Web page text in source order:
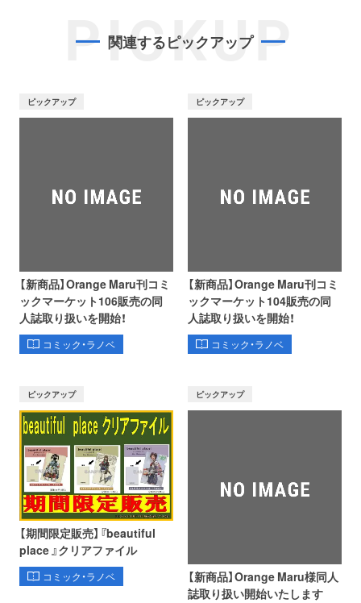
PICKUP
関連するピックアップ
ピックアップ
【新商品】Orange Maru刊コミ
ックマーケット106販売の同
人誌取り扱いを開始！
コミック・ラノベ
ピックアップ
【新商品】Orange Maru刊コミ
ックマーケット104販売の同
人誌取り扱いを開始！
コミック・ラノベ
ピックアップ
【期間限定販売】『beautiful
place 』クリアファイル
コミック・ラノベ
ピックアップ
【新商品】Orange Maru様同人
誌取り扱い開始いたします